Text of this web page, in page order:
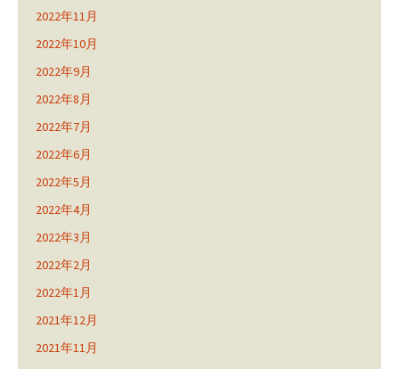
2022年11月
2022年10月
2022年9月
2022年8月
2022年7月
2022年6月
2022年5月
2022年4月
2022年3月
2022年2月
2022年1月
2021年12月
2021年11月